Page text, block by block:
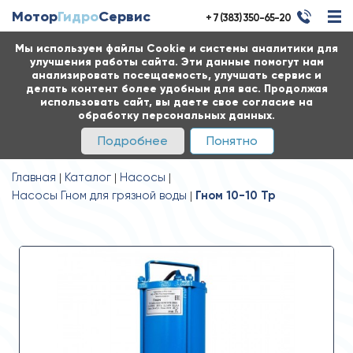
Мы используем файлы Cookie и системы аналитики для
улучшения работы сайта. Эти данные помогут нам
анализировать посещаемость, улучшать сервис и
делать контент более удобным для вас. Продолжая
использовать сайт, вы даете свое согласие на
обработку персональных данных.
Подробнее Понятно
МоторГидроСервис + 7 (383) 350-65-20
Главная Каталог
Насосы
Насосы Гном для грязной воды
Гном 10-10 Тр